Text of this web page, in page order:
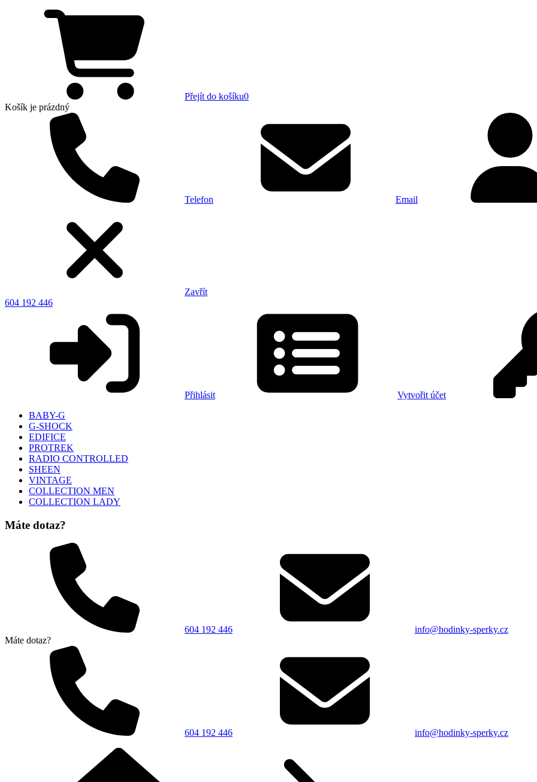
Přejít do košíku0
Košík je prázdný
Telefon Email
Zavřít
604 192 446
Přihlásit
Vytvořit účet
BABY-G
G-SHOCK
EDIFICE
PROTREK
RADIO CONTROLLED
SHEEN
VINTAGE
COLLECTION MEN
COLLECTION LADY
Máte dotaz?
604 192 446
info@hodinky-sperky.cz
Máte dotaz?
604 192 446 info@hodinky-sperky.cz